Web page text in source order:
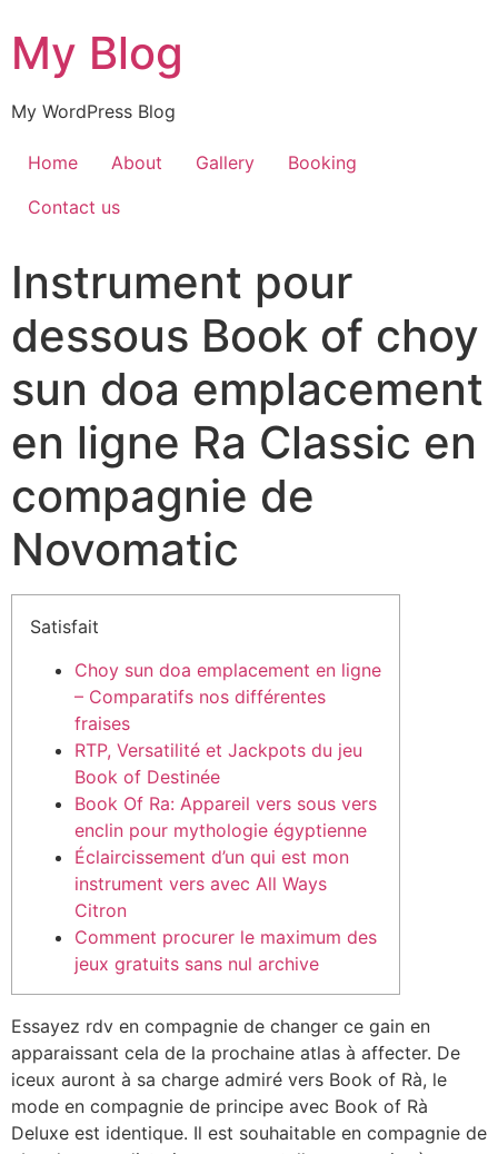
My Blog
My WordPress Blog
Home About Gallery
Booking
Contact us
Instrument pour
dessous Book of choy
sun doa emplacement
en ligne Ra Classic en
compagnie de
Novomatic
Satisfait
Choy sun doa emplacement en ligne
– Comparatifs nos différentes
fraises
RTP, Versatilité et Jackpots du jeu
Book of Destinée
Book Of Ra: Appareil vers sous vers
enclin pour mythologie égyptienne
Éclaircissement d’un qui est mon
instrument vers avec All Ways
Citron
Comment procurer le maximum des
jeux gratuits sans nul archive
Essayez rdv en compagnie de changer ce gain en
apparaissant cela de la prochaine atlas à affecter. De
iceux auront à sa charge admiré vers Book of Rà, le
mode en compagnie de principe avec Book of Rà
Deluxe est identique. Il est souhaitable en compagnie de